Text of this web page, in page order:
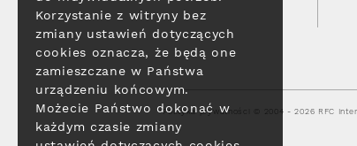
Polityka prywatności © 2004 - 2026 RFC
Korzystanie z witryny bez
zmiany ustawień dotyczących
cookies oznacza, że będą one
zamieszczane w Państwa
urządzeniu końcowym.
Możecie Państwo dokonać w
każdym czasie zmiany